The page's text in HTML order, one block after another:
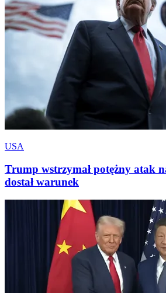
USA
Trump wstrzymał potężny atak
dostał warunek